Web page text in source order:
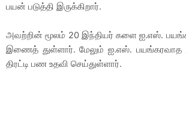
பயன் படுத்தி இருக்கிறார்.
அவற்றின் மூலம் 20 இந்தியர் களை ஐ.எஸ்.
இணைத் துள்ளார். மேலும் ஐ.எஸ். பயங்கரவாத
திரட்டி பண உதவி செய்துள்ளார்.